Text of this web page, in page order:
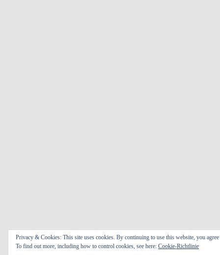
Privacy & Cookies: This site uses cookies. By continuing to use this website, you
To find out more, including how to control cookies, see here: Cookie-Richtlinie